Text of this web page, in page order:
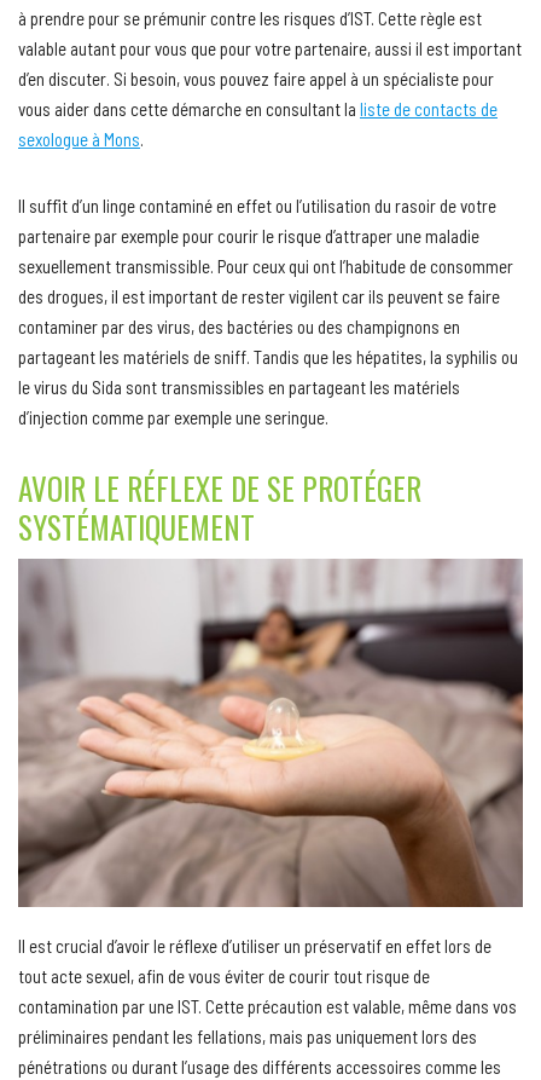
à prendre pour se prémunir contre les risques d’IST. Cette règle est
valable autant pour vous que pour votre partenaire, aussi il est important
d’en discuter. Si besoin, vous pouvez faire appel à un spécialiste pour
vous aider dans cette démarche en consultant la liste de contacts de
sexologue à Mons.
Il suffit d’un linge contaminé en effet ou l’utilisation du rasoir de votre
partenaire par exemple pour courir le risque d’attraper une maladie
sexuellement transmissible. Pour ceux qui ont l’habitude de consommer
des drogues, il est important de rester vigilent car ils peuvent se faire
contaminer par des virus, des bactéries ou des champignons en
partageant les matériels de sniff. Tandis que les hépatites, la syphilis ou
le virus du Sida sont transmissibles en partageant les matériels
d’injection comme par exemple une seringue.
AVOIR LE RÉFLEXE DE SE PROTÉGER
SYSTÉMATIQUEMENT
Il est crucial d’avoir le réflexe d’utiliser un préservatif en effet lors de
tout acte sexuel, afin de vous éviter de courir tout risque de
contamination par une IST. Cette précaution est valable, même dans vos
préliminaires pendant les fellations, mais pas uniquement lors des
pénétrations ou durant l’usage des différents accessoires comme les